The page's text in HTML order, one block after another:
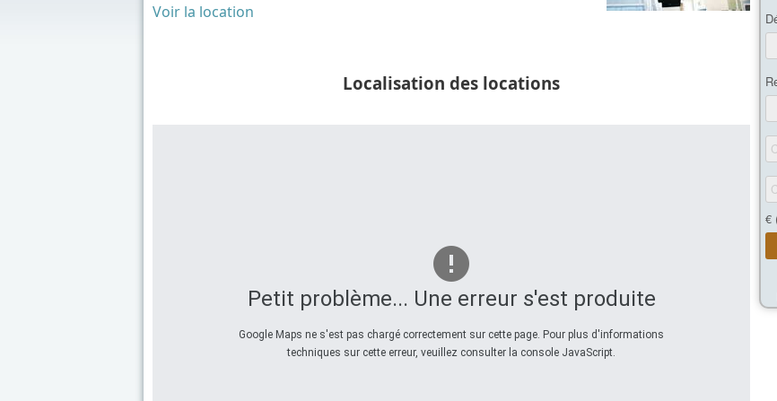
Voir la location
Localisation des locations
Petit problème... Une erreur s'est produite
Google Maps ne s'est pas chargé correctement sur cette page. Pour plus d'informations
techniques sur cette erreur, veuillez consulter la console JavaScript.